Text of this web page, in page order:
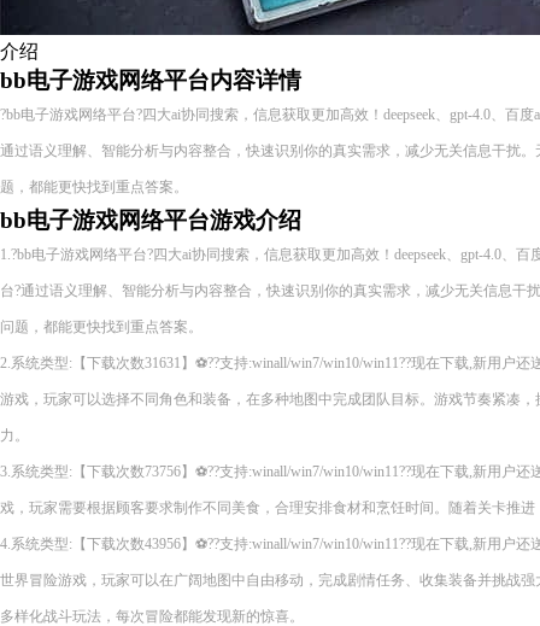
介绍
bb电子游戏网络平台内容详情
?bb电子游戏网络平台?四大ai协同搜索，信息获取更加高效！deepseek、gpt-4.0、百
通过语义理解、智能分析与内容整合，快速识别你的真实需求，减少无关信息干扰
题，都能更快找到重点答案。
bb电子游戏网络平台游戏介绍
1.?bb电子游戏网络平台?四大ai协同搜索，信息获取更加高效！deepseek、gpt-4.0、
台?通过语义理解、智能分析与内容整合，快速识别你的真实需求，减少无关信息干
问题，都能更快找到重点答案。
2.系统类型:【下载次数31631】⚽??支持:winall/win7/win10/win11??现在下载,新用户
游戏，玩家可以选择不同角色和装备，在多种地图中完成团队目标。游戏节奏紧凑
力。
3.系统类型:【下载次数73756】⚽??支持:winall/win7/win10/win11??现在下载,新用户
戏，玩家需要根据顾客要求制作不同美食，合理安排食材和烹饪时间。随着关卡推
4.系统类型:【下载次数43956】⚽??支持:winall/win7/win10/win11??现在下载,新用户
世界冒险游戏，玩家可以在广阔地图中自由移动，完成剧情任务、收集装备并挑战
多样化战斗玩法，每次冒险都能发现新的惊喜。